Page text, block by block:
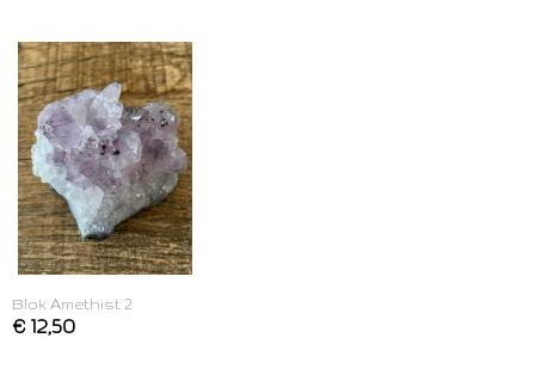
Blok Amethist 2
€ 12,50